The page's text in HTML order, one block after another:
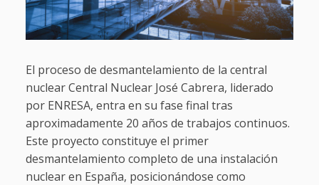
El proceso de desmantelamiento de la central
nuclear Central Nuclear José Cabrera, liderado
por ENRESA, entra en su fase final tras
aproximadamente 20 años de trabajos continuos.
Este proyecto constituye el primer
desmantelamiento completo de una instalación
nuclear en España, posicionándose como